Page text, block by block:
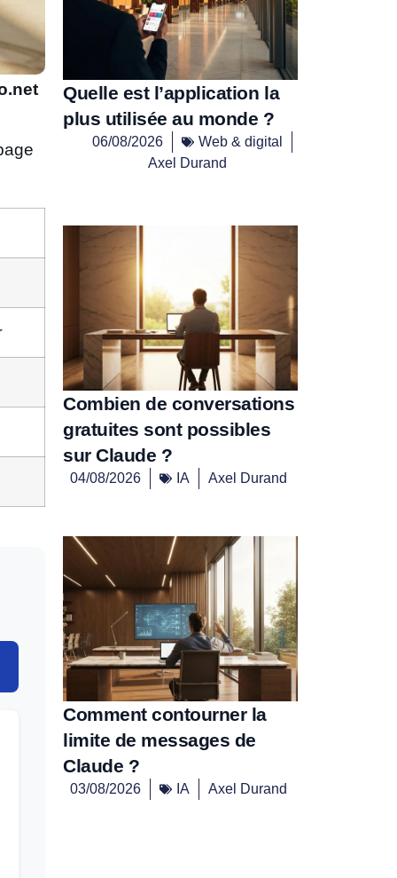
Quelle est l’application la
plus utilisée au monde ?
06/08/2026
Web & digital
Axel Durand
Combien de conversations
gratuites sont possibles
sur Claude ?
04/08/2026 IA Axel Durand
Comment contourner la
limite de messages de
Claude ?
03/08/2026 IA Axel Durand